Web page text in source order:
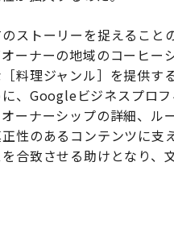
ストーリーを捉えるこ
ーナーの地域のコーヒ
料理ジャンル］を提供
、Googleビジネスプロ
ーナーシップの詳細、
性のあるコンテンツに
合致させる助けとなり、